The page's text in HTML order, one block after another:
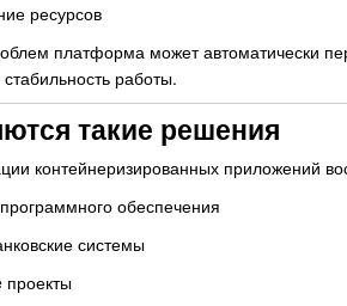
ресурсов
платформа может автоматически
работы.
такие решения
контейнеризированных приложений
обеспечения
системы
проекты